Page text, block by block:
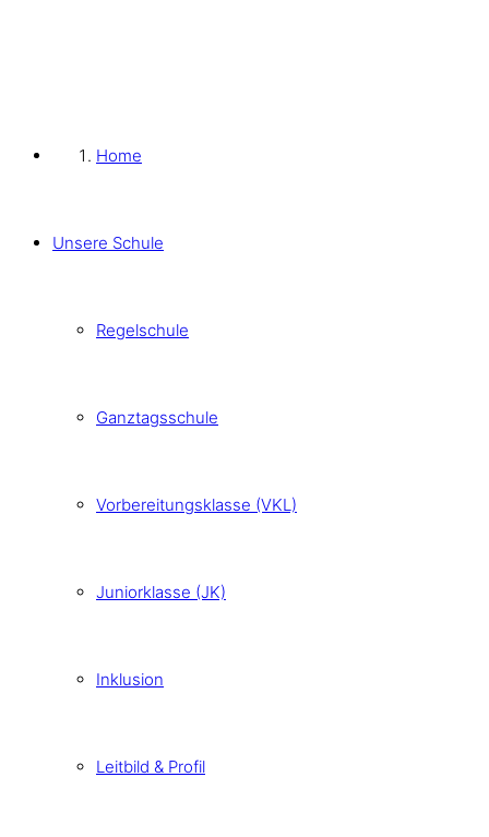
Home
Unsere Schule
Regelschule
Ganztagsschule
Vorbereitungsklasse (VKL)
Juniorklasse (JK)
Inklusion
Leitbild & Profil